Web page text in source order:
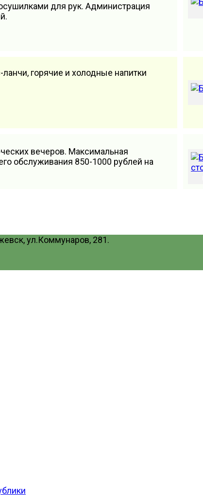
для рук. Администрация
горячие и холодные напитки
вечеров. Максимальная
обслуживания 850-1000 рублей на
ул.Коммунаров, 281.